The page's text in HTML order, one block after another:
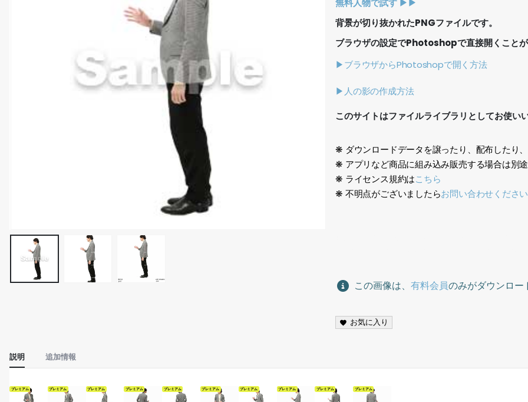
無料人物で試す ▶︎▶︎
背景が切り抜かれたPNGファイルです。
ブラウザの設定でPhotoshopで直接開くこと
▶ブラウザからPhotoshopで開く方法
▶人の影の作成方法
このサイトはファイルライブラリとしてお使い
❋ ダウンロードデータを譲ったり、配布したり
❋ アプリなど商品に組み込み販売する場合は別
❋ ライセンス規約はこちら
❋ 不明点がございましたらお問い合わせください
この画像は、有料会員のみがダウンロー
お気に入り
説明 追加情報
プレミアム プレミアム プレミアム プレミアム プレミアム プレミアム プレミアム プレミアム プレミアム プレミアム